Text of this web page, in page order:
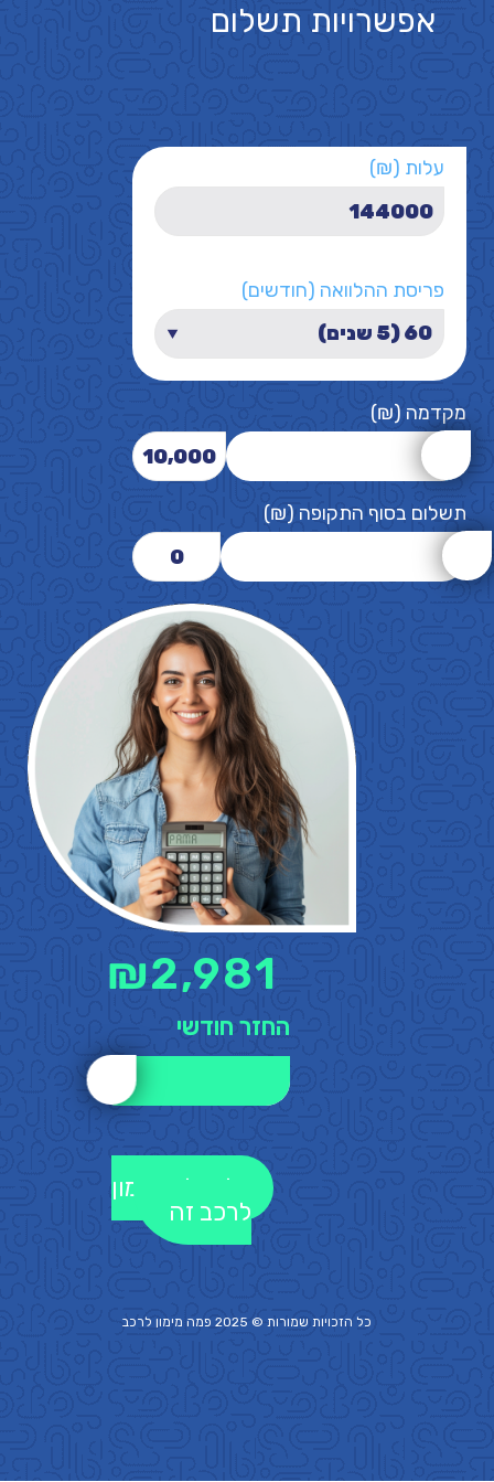
אפשרויות תשלום
עלות (₪)
פריסת ההלוואה (חודשים)
מקדמה (₪)
10,000
תשלום בסוף התקופה (₪)
0
2,981
₪
החזר חודשי
לקבלת מימון
לרכב זה
כל הזכויות שמורות © 2025 פמה מימון לרכב